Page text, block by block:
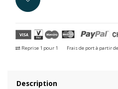
Reprise 1 pour 1 Frais de port à partir de
Description